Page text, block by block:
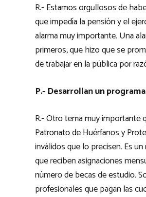
R.- Estamos orgullosos de
que impedía la pensión y el
alarma muy importante. Una
primeros, que hizo que se
de trabajar en la pública por
P.- Desarrollan un
R.- Otro tema muy importante
Patronato de Huérfanos y
inválidos que lo precisen. Es
que reciben asignaciones
número de becas de estudio.
profesionales que pagan las